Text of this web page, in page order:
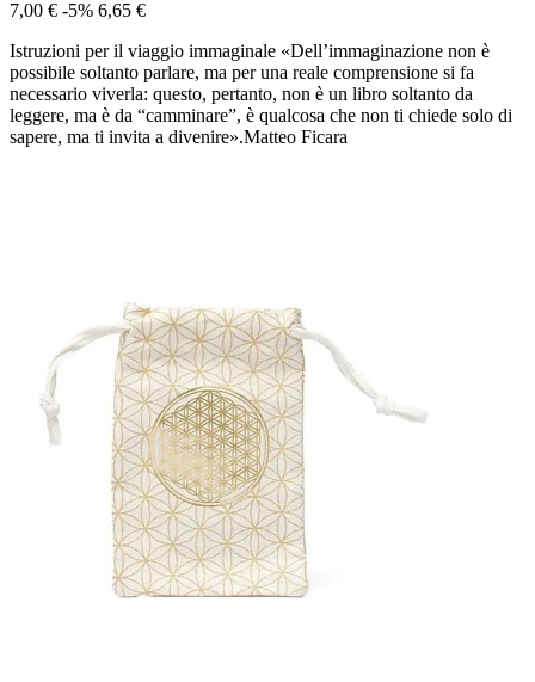
7,00 € -5% 6,65 €
Istruzioni per il viaggio immaginale «Dell’immaginazione non è
possibile soltanto parlare, ma per una reale comprensione si fa
necessario viverla: questo, pertanto, non è un libro soltanto da
leggere, ma è da “camminare”, è qualcosa che non ti chiede solo di
sapere, ma ti invita a divenire».Matteo Ficara